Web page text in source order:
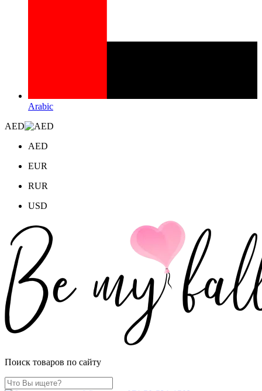
Arabic
AED
AED
EUR
RUR
USD
Поиск товаров по сайту